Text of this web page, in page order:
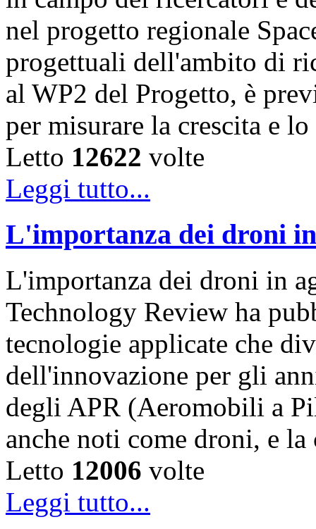
nel progetto regionale
progettuali dell'ambito di
al WP2 del Progetto, è
per misurare la crescita e
Letto 12622 volte
Leggi tutto...
L'importanza dei droni
L'importanza dei droni in
Technology Review ha
tecnologie applicate che
dell'innovazione per gli
degli APR (Aeromobili a
anche noti come droni, e
Letto 12006 volte
Leggi tutto...